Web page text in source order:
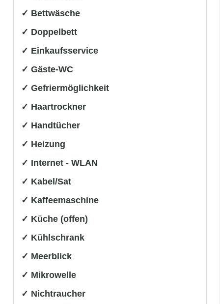
✓ Bettwäsche
✓ Doppelbett
✓ Einkaufsservice
✓ Gäste-WC
✓ Gefriermöglichkeit
✓ Haartrockner
✓ Handtücher
✓ Heizung
✓ Internet - WLAN
✓ Kabel/Sat
✓ Kaffeemaschine
✓ Küche (offen)
✓ Kühlschrank
✓ Meerblick
✓ Mikrowelle
✓ Nichtraucher